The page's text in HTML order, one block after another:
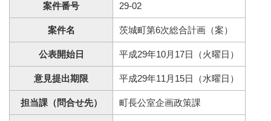
案件番号 29-02
案件名 茨城町第6次総合計画（案）
公表開始日 平成29年10月17日（火曜日）
意見提出期限 平成29年11月15日（水曜日）
担当課（問合せ先） 町長公室企画政策課